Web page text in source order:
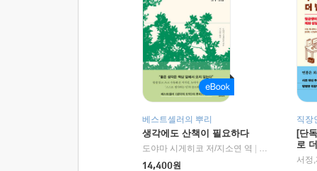
베스트셀러의 뿌리
생각에도 산책이 필요하다
도야마 시게히코 저/지소연 역
알에이치코리
14,400원
직장
[단
로